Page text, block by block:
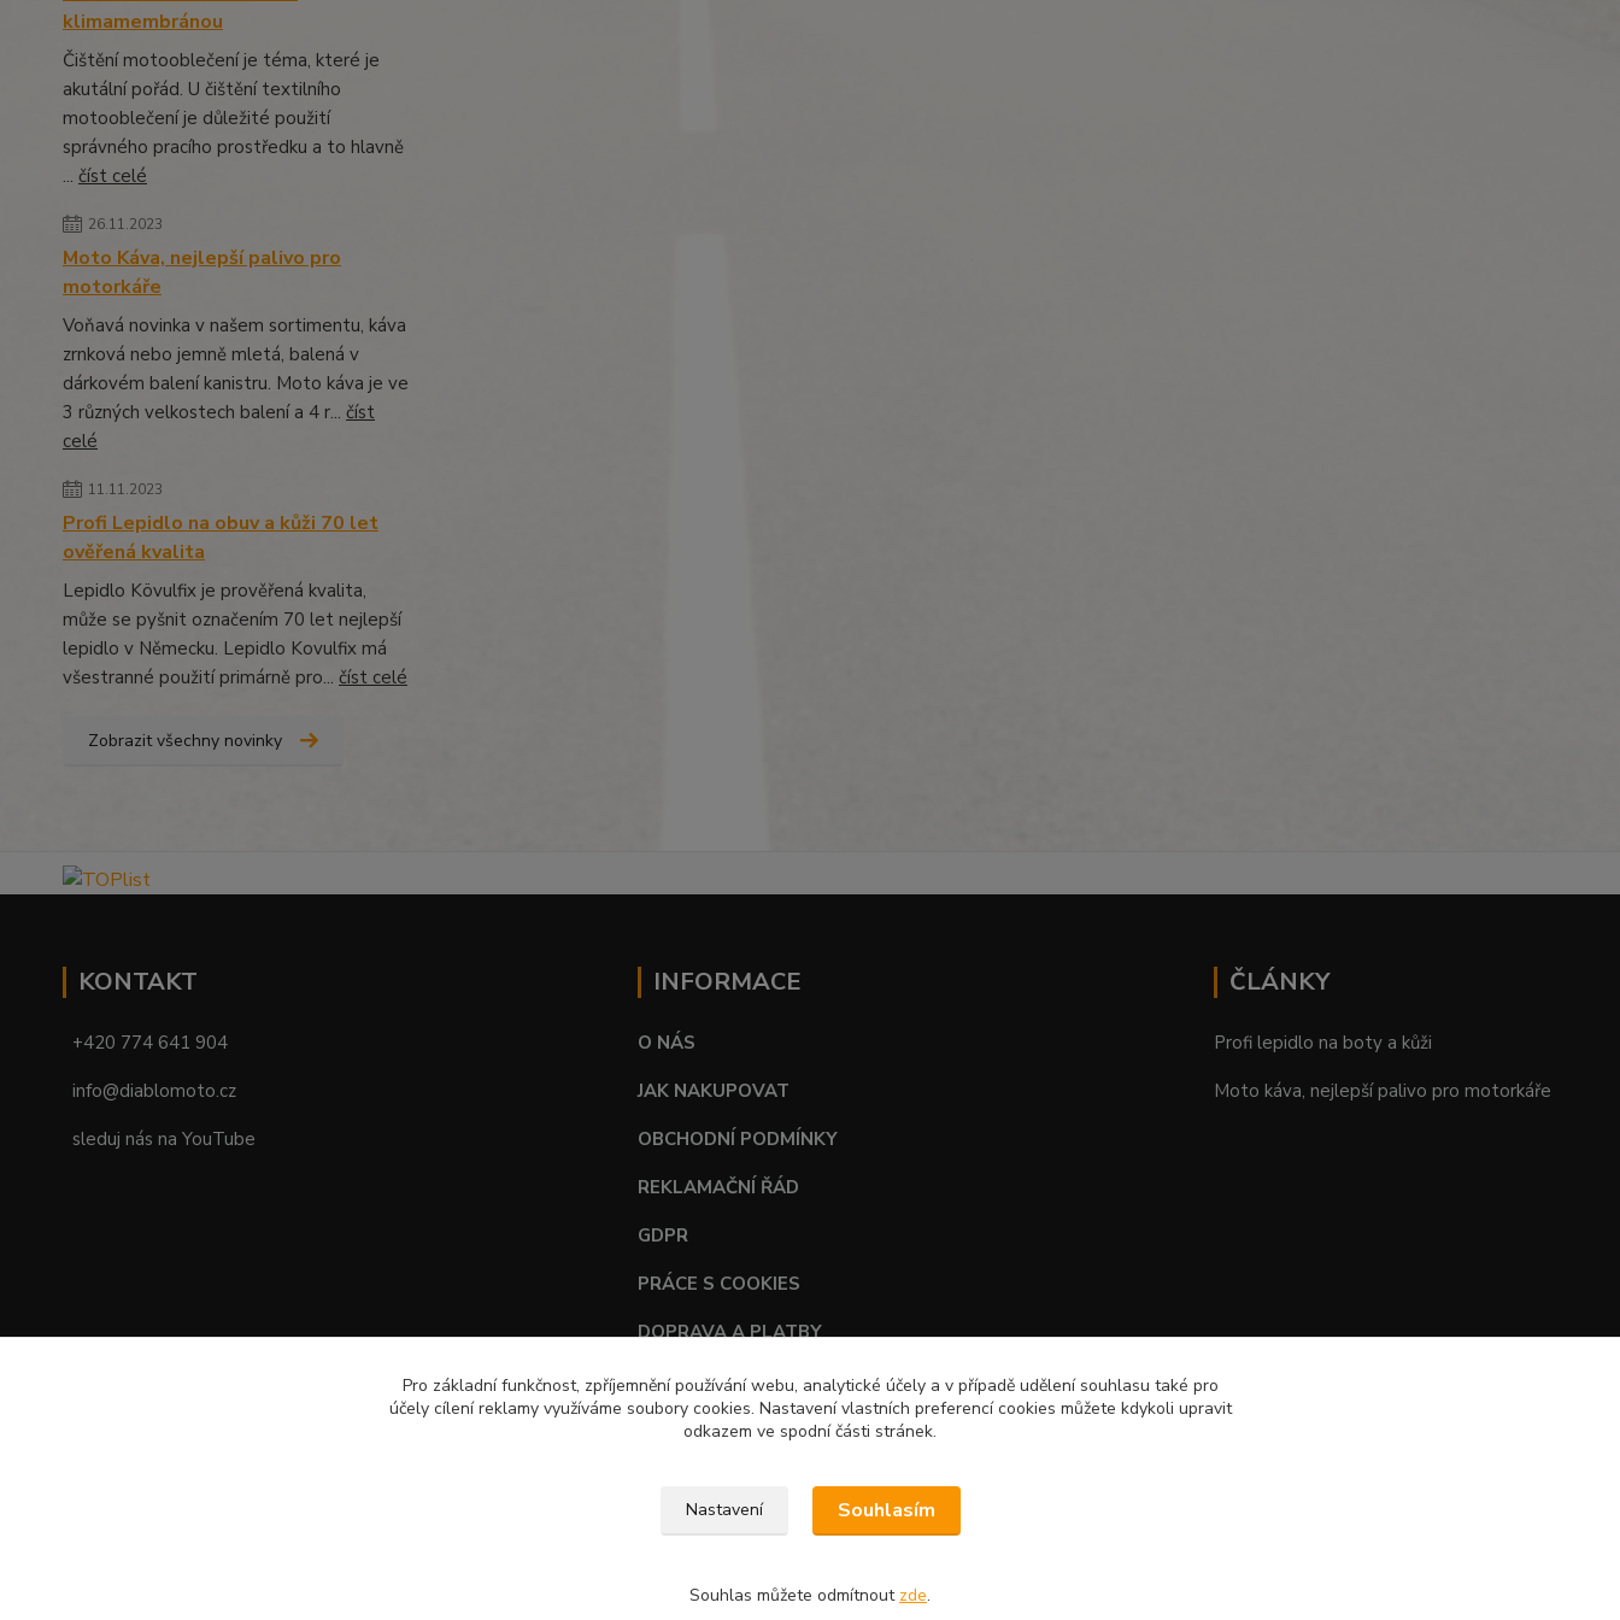
klimamembránou
Čištění motooblečení je téma, které je
akutální pořád. U čištění textilního
motooblečení je důležité použití
správného pracího prostředku a to hlavně
... číst celé
26.11.2023
Moto Káva, nejlepší palivo pro
motorkáře
Voňavá novinka v našem sortimentu, káva
zrnková nebo jemně mletá, balená v
dárkovém balení kanistru. Moto káva je ve
3 různých velkostech balení a 4 r... číst
celé
11.11.2023
Profi Lepidlo na obuv a kůži 70 let
ověřená kvalita
Lepidlo Kövulfix je prověřená kvalita,
může se pyšnit označením 70 let nejlepší
lepidlo v Německu. Lepidlo Kovulfix má
všestranné použití primárně pro... číst celé
Zobrazit všechny novinky
KONTAKT
+420 774 641 904
info@diablomoto.cz
sleduj nás na YouTube
INFORMACE
O NÁS
JAK NAKUPOVAT
OBCHODNÍ PODMÍNKY
REKLAMAČNÍ ŘÁD
GDPR
PRÁCE S COOKIES
DOPRAVA A PLATBY
TABULKY VELIKOSTÍ
ČLÁNKY
Profi lepidlo na boty a kůži
Moto káva, nejlepší palivo pro motorkáře
Pro základní funkčnost, zpříjemnění používání webu, analytické účely a v případě udělení souhlasu také pro
účely cílení reklamy využíváme soubory cookies. Nastavení vlastních preferencí cookies můžete kdykoli upravit
odkazem ve spodní části stránek.
Nastavení Souhlasím
Souhlas můžete odmítnout zde.